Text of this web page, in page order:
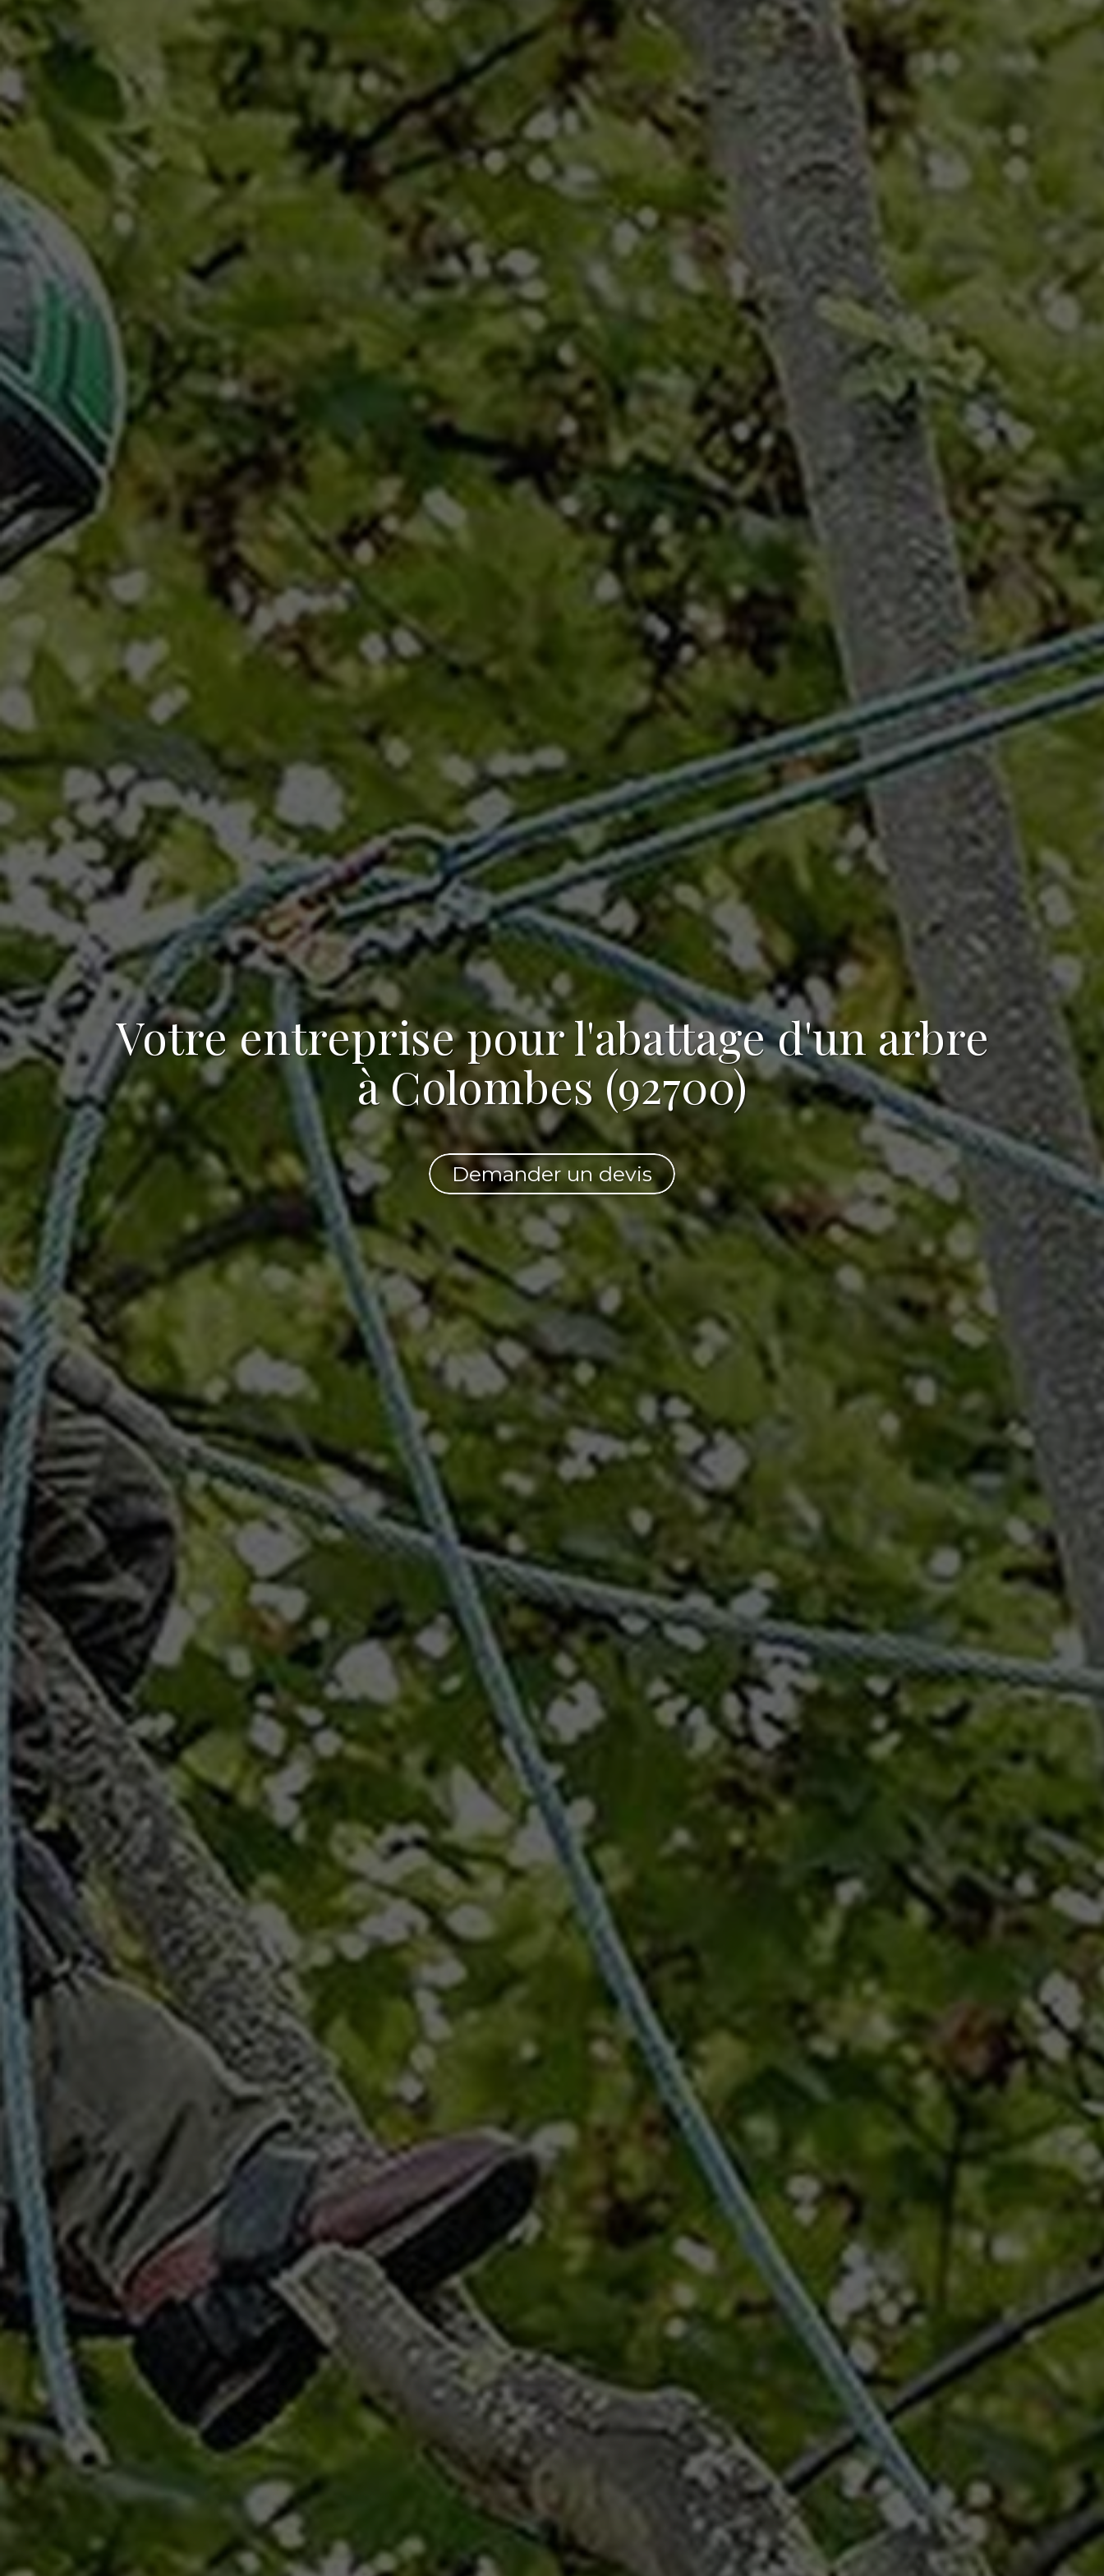
Votreentreprise pour l'abattage d'un arbre
à Colombes (92700)
Demander un devis